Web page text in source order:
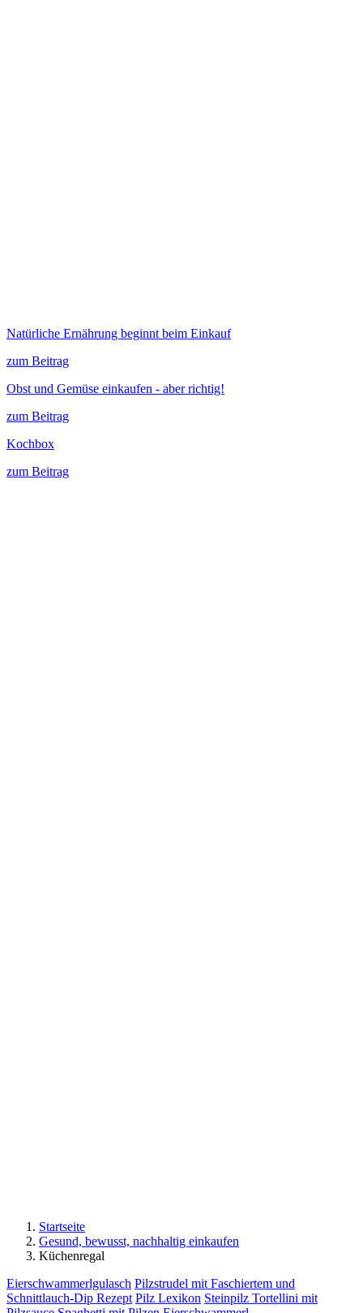
Natürliche Ernährung beginnt beim Einkauf
zum Beitrag
Obst und Gemüse einkaufen - aber richtig!
zum Beitrag
Kochbox
zum Beitrag
Startseite
Gesund, bewusst, nachhaltig einkaufen
Küchenregal
Eierschwammerlgulasch Pilzstrudel mit Faschiertem und
Schnittlauch-Dip Rezept Pilz Lexikon Steinpilz Tortellini mit